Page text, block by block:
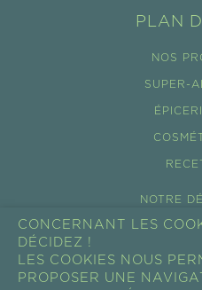
PLAN
NOS
SUPER-
NOTRE
ÉCO-
NOS
CONCERNANT LES
DÉCIDEZ !
LES COOKIES NOUS
PROPOSER UNE